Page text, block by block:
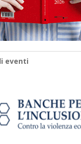
eventi